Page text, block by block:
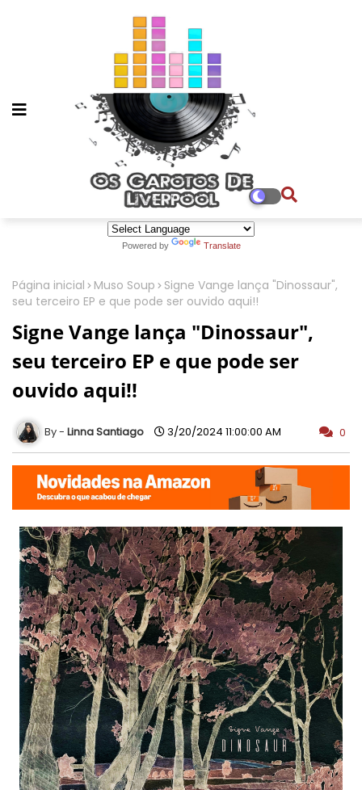
Powered by Translate
Página inicial Muso Soup
Signe Vange lança "Dinossaur",
seu terceiro EP e que pode ser ouvido aqui!!
Signe Vange lança "Dinossaur",
seu terceiro EP e que pode ser
ouvido aqui!!
Linna Santiago 3/20/2024 11:00:00 AM 0